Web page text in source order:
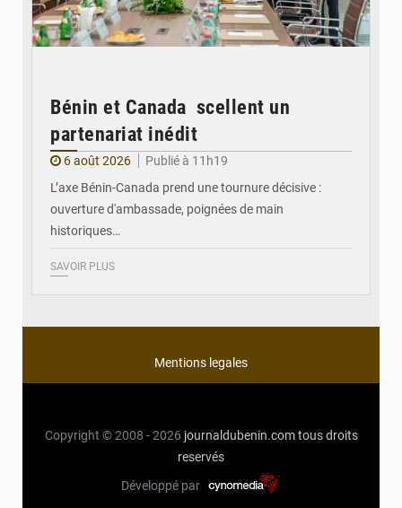
Bénin et Canada scellent un
partenariat inédit
6 août 2026
Publié à 11h19
L’axe Bénin-Canada prend une tournure décisive :
ouverture d'ambassade, poignées de main
historiques…
SAVOIR PLUS
Mentions legales
Copyright © 2008 - 2026 journaldubenin.com tous droits
reservés
Développé par